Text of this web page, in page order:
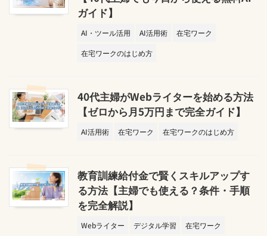
ガイド】
AI・ツール活用 AI活用術
在宅ワーク
在宅ワークのはじめ方
40代主婦がWebライターを始める方法
【ゼロから月5万円まで完全ガイド】
AI活用術 在宅ワーク 在宅ワークのはじめ方
教育訓練給付金で賢くスキルアップす
る方法【主婦でも使える？条件・手順
を完全解説】
Webライター デジタル学習
在宅ワーク